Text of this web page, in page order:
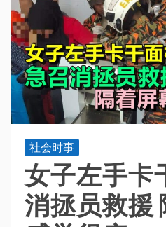
社会时事
女子左手卡
消拯员救援